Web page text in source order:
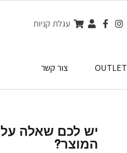
עגלת קניות
OUTLET צור קשר
יש לכם שאלה על
המוצר?